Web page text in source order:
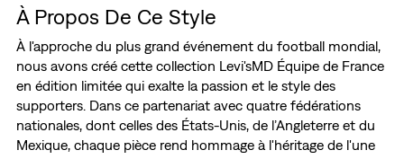
À Propos De Ce Style
À l'approche du plus grand événement du football mondial,
nous avons créé cette collection Levi'sMD Équipe de France
en édition limitée qui exalte la passion et le style des
supporters. Dans ce partenariat avec quatre fédérations
nationales, dont celles des États-Unis, de l’Angleterre et du
Mexique, chaque pièce rend hommage à l'héritage de l'une